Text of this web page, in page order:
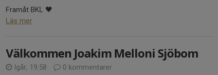
Framåt BKL 🖤
Läs mer
Välkommen Joakim Melloni Sjöbom
Igår, 19:58 0 kommentarer